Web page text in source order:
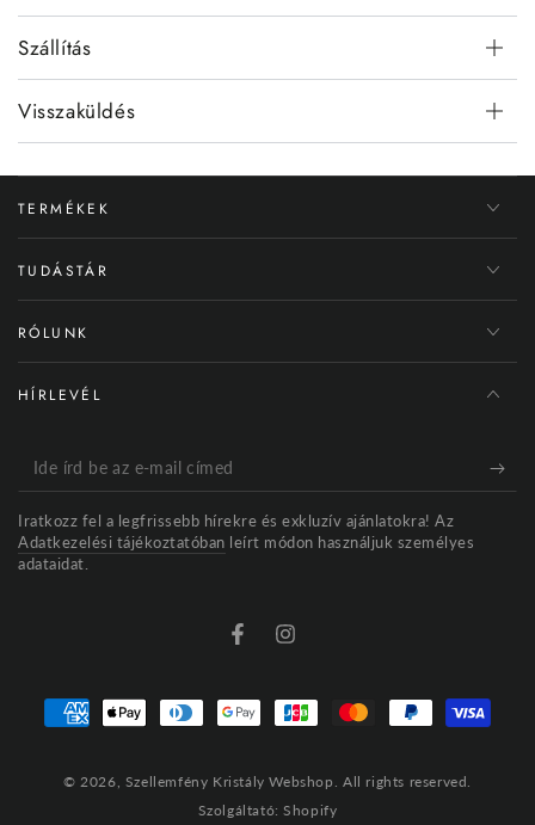
Szállítás
Visszaküldés
TERMÉKEK
TUDÁSTÁR
RÓLUNK
HÍRLEVÉL
Ide
írd
be
az
Iratkozz fel a legfrissebb hírekre és exkluzív ajánlatokra! Az
Adatkezelési tájékoztatóban leírt módon használjuk személyes
adataidat.
© 2026, Szellemfény Kristály Webshop . All rights reserved.
Szolgáltató: Shopify
Fizetési